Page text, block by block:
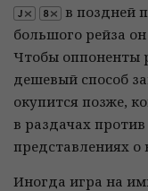
в поздней
большого рейза
Чтобы оппоненты
дешевый способ
окупится позже,
в раздачах
представлениях о
Иногда игра на